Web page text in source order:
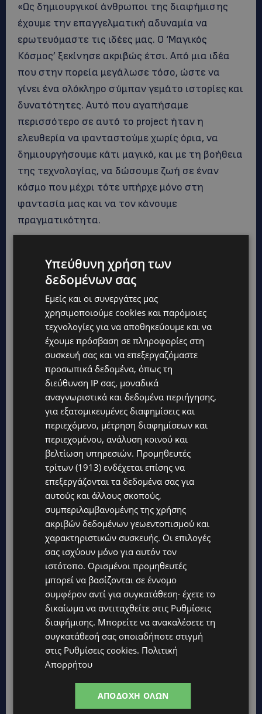
«Ως δημιουργικοί άνθρωποι της διαφήμισης
έχουμε την επαγγελματική αδυναμία να
ερωτευόμαστε τις ιδέες μας. Ο ‘Μαγικός
Κόσμος’ ξεκίνησε ακριβώς έτσι. Από μια ιδέα
που στην πορεία μεγάλωσε τόσο, ώστε να
γίνει ένα ολόκληρο σύμπαν γεμάτο ιστορίες και
δυνατότητες. Αυτό που αγαπήσαμε
περισσότερο σε αυτό το project ήταν η
ελευθερία να φανταστούμε χωρίς όρια, να
δημιουργήσουμε κάτι μαγικό, και με τη βοήθεια
της τεχνολογίας, να δώσουμε ζωή σε έναν
κόσμο που μέχρι τότε υπήρχε μόνο στη
φαντασία μας και να τον κάνουμε
πραγματικότητα.
μαγεία πίσω από τον ‘Μαγικό Κόσμο».
Χριστιάνα Χρυσοστόμου
Client Service Director DeLeMa McCann
«Στον χώρο της επικοινωνίας, οι μεγάλες ιδέες
αποκτούν αξία, όταν οι άνθρωποι πιστέψουν
σε αυτές. Η πραγματική πρόκληση είναι να
τους εμπνεύσεις για να τις αγκαλιάσουν και να
τις υλοποιήσουν μαζί. Ο ‘Μαγικός Κόσμος’ ήταν
η έκφραση ενός κοινού οράματος: να
αποδώσουμε με έναν νέο και σύγχρονο τρόπο
όλα όσα αντιπροσωπεύει η Χαραλαμπίδης
Κρίστης. Αυτό που κρατάμε περισσότερο είναι
η εμπιστοσύνη και η συνεργασία που μας
επέτρεψαν να ευθυγραμμίσουμε διαφορετικές
ομάδες, δεξιότητες και τεχνολογίες γύρω από
αυτό το όραμα και να δημιουργήσουμε κάτι που
εκφράζει αυθεντικά τόσο το brand όσο και τη
φιλοδοξία που είχαμε όλοι γι’ αυτό, από την
πρώτη στιγμή. Αυτό είναι ο “Μαγικός Κόσμος».
O «Μαγικός Κόσμος» της Χαραλαμπίδης
Κρίστης.
Υπεύθυνη χρήση των
δεδομένων σας
Εμείς και οι συνεργάτες μας
χρησιμοποιούμε cookies και παρόμοιες
τεχνολογίες για να αποθηκεύουμε και να
έχουμε πρόσβαση σε πληροφορίες στη
συσκευή σας και να επεξεργαζόμαστε
προσωπικά δεδομένα, όπως τη
διεύθυνση IP σας, μοναδικά
αναγνωριστικά και δεδομένα περιήγησης,
για εξατομικευμένες διαφημίσεις και
περιεχόμενο, μέτρηση διαφημίσεων και
περιεχομένου, ανάλυση κοινού και
βελτίωση υπηρεσιών. Προμηθευτές
τρίτων (1913) ενδέχεται επίσης να
επεξεργάζονται τα δεδομένα σας για
αυτούς και άλλους σκοπούς,
συμπεριλαμβανομένης της χρήσης
ακριβών δεδομένων γεωεντοπισμού και
χαρακτηριστικών συσκευής. Οι επιλογές
σας ισχύουν μόνο για αυτόν τον
ιστότοπο. Ορισμένοι προμηθευτές
μπορεί να βασίζονται σε έννομο
συμφέρον αντί για συγκατάθεση· έχετε το
δικαίωμα να αντιταχθείτε στις Ρυθμίσεις
διαφήμισης. Μπορείτε να ανακαλέσετε τη
συγκατάθεσή σας οποιαδήποτε στιγμή
στις Ρυθμίσεις cookies. Πολιτική
Απορρήτου
ΑΠΟΔΟΧΉ ΌΛΩΝ